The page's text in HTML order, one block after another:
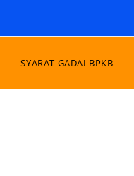
SYARAT GADAI BPKB